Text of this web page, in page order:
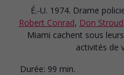
É.-U. 1974. Drame
Robert Conrad, Don Stroud
Miami cachent sous
activités de
Durée: 99 min.